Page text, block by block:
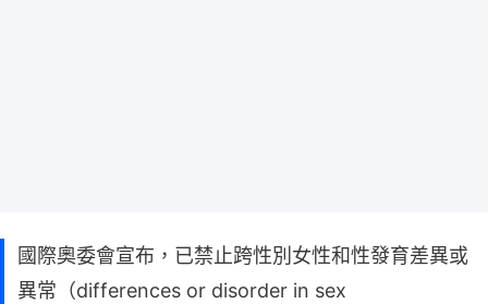
國際奧委會宣布，已禁止跨性別女性和性發育差異或
異常（differences or disorder in sex